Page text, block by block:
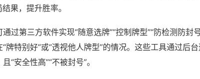
果，提升胜率。
过第三方软件实现“随意选牌”“控制牌型”“防检测防封
牌特别好”或“透视他人牌型”的情况。这些工具通过后
“安全性高”“不被封号”。